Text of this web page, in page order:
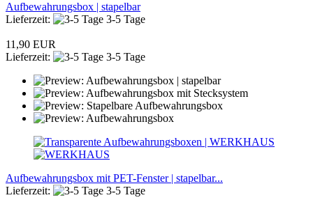
Aufbewahrungsbox | stapelbar
Lieferzeit:
3-5 Tage
11,90 EUR
Lieferzeit:
3-5 Tage
Aufbewahrungsbox mit PET-Fenster | stapelbar...
Lieferzeit:
3-5 Tage